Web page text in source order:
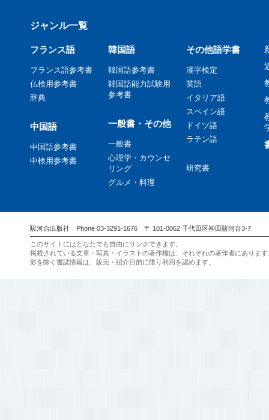
ジャンル一覧
フランス語
フランス語参考書
仏検用参考書
辞典
中国語
中国語参考書
中検用参考書
韓国語
韓国語参考書
韓国語能力試験用
参考書
一般書・その他
一般書
心理学・カウンセ
リング
グルメ・料理
その他語学書
漢字検定
英語
イタリア語
スペイン語
ドイツ語
ラテン語
研究書
駿河台出版社 Phone 03-3291-1676 〒 101-0062 千代田区神田駿河台3-7
このサイトにはどなたでも自由にリンクできます。
掲載されている文章・写真・イラストの著作権は、それぞれの著作者にありま
影を除く書誌情報は、販売・紹介目的に限り利用を認めます。